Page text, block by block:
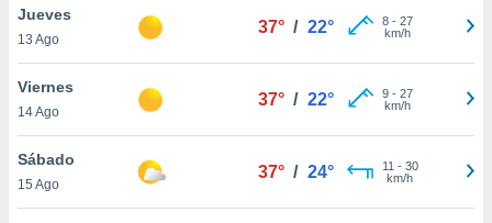
disponible
cookies
aceptar
Jueves
13 Ago
37° / 22° 8- 27
km/h
Viernes
14 Ago
37° / 22° 9- 27
km/h
Sábado
15 Ago
37° / 24° 11 - 30
km/h